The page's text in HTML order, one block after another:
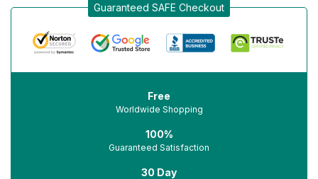
Guaranteed SAFE Checkout
Free
Worldwide Shopping
100%
Guaranteed Satisfaction
30 Day